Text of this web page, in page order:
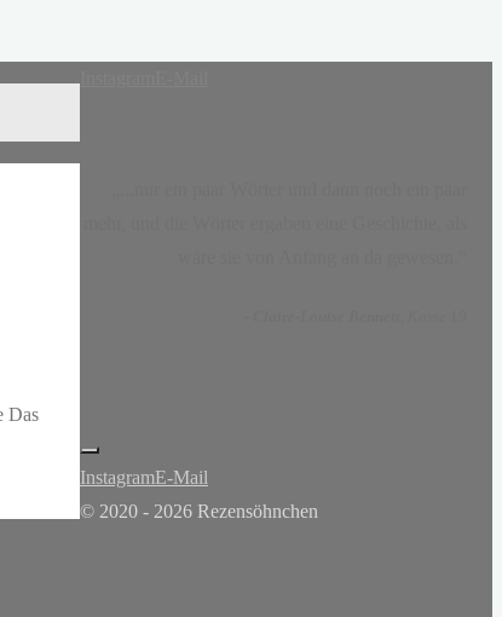
Das
InstagramE-Mail
© 2020 - 2026 Rezensöhnchen